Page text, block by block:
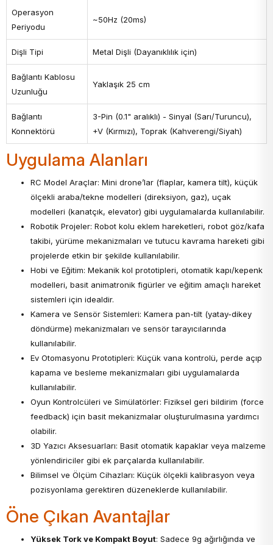
Operasyon
Periyodu
~50Hz (20ms)
Dişli Tipi Metal Dişli (Dayanıklılık için)
Bağlantı Kablosu
Uzunluğu
Yaklaşık 25 cm
Bağlantı
Konnektörü
3-Pin (0.1" aralıklı) - Sinyal (Sarı/Turuncu),
+V (Kırmızı), Toprak (Kahverengi/Siyah)
Uygulama Alanları
RC Model Araçlar: Mini drone’lar (flaplar, kamera tilt), küçük
ölçekli araba/tekne modelleri (direksiyon, gaz), uçak
modelleri (kanatçık, elevator) gibi uygulamalarda kullanılabilir.
Robotik Projeler: Robot kolu eklem hareketleri, robot göz/kafa
takibi, yürüme mekanizmaları ve tutucu kavrama hareketi gibi
projelerde etkin bir şekilde kullanılabilir.
Hobi ve Eğitim: Mekanik kol prototipleri, otomatik kapı/kepenk
modelleri, basit animatronik figürler ve eğitim amaçlı hareket
sistemleri için idealdir.
Kamera ve Sensör Sistemleri: Kamera pan-tilt (yatay-dikey
döndürme) mekanizmaları ve sensör tarayıcılarında
kullanılabilir.
Ev Otomasyonu Prototipleri: Küçük vana kontrolü, perde açıp
kapama ve besleme mekanizmaları gibi uygulamalarda
kullanılabilir.
Oyun Kontrolcüleri ve Simülatörler: Fiziksel geri bildirim (force
feedback) için basit mekanizmalar oluşturulmasına yardımcı
olabilir.
3D Yazıcı Aksesuarları: Basit otomatik kapaklar veya malzeme
yönlendiriciler gibi ek parçalarda kullanılabilir.
Bilimsel ve Ölçüm Cihazları: Küçük ölçekli kalibrasyon veya
pozisyonlama gerektiren düzeneklerde kullanılabilir.
Öne Çıkan Avantajlar
Yüksek Tork ve Kompakt Boyut: Sadece 9g ağırlığında ve